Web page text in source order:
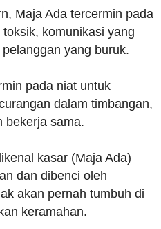
Maja Ada tercermin pada
komunikasi yang
yang buruk.
pada niat untuk
dalam timbangan,
bekerja sama.
kasar (Maja Ada)
dan dibenci oleh
akan pernah tumbuh di
keramahan.